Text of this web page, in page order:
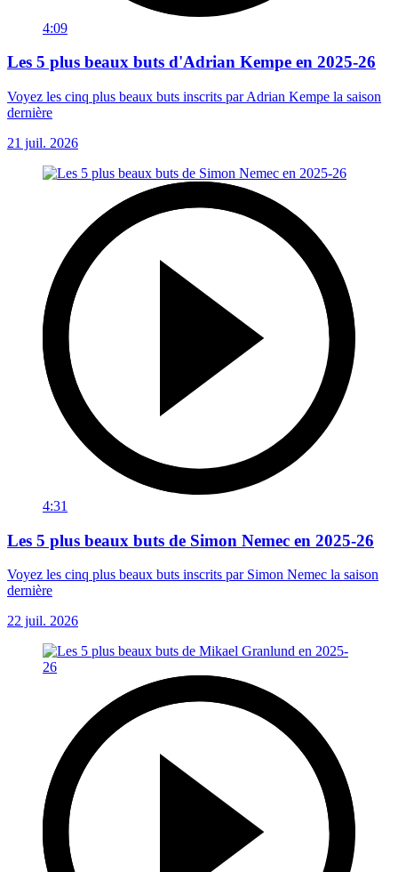
4:09
Les 5 plus beaux buts d'Adrian Kempe en 2025-26
Voyez les cinq plus beaux buts inscrits par Adrian Kempe la saison
dernière
21 juil. 2026
4:31
Les 5 plus beaux buts de Simon Nemec en 2025-26
Voyez les cinq plus beaux buts inscrits par Simon Nemec la saison
dernière
22 juil. 2026